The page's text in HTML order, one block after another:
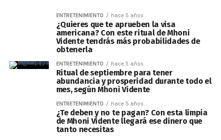
ENTRETENIMIENTO hace 5 años
¿Quieres que te aprueben la visa
americana? Con este ritual de Mhoni
Vidente tendrás más probabilidades de
obtenerla
ENTRETENIMIENTO hace 5 años
Ritual de septiembre para tener
abundancia y prosperidad durante todo el
mes, según Mhoni Vidente
ENTRETENIMIENTO hace 5 años
¿Te deben y no te pagan? Con esta limpia
de Mhoni Vidente llegará ese dinero que
tanto necesitas